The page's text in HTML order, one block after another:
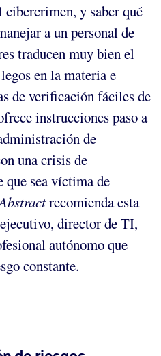
cibercrimen, y saber qué
a un personal de
traducen muy bien el
en la materia e
de verificación fáciles de
instrucciones paso a
de
una crisis de
que sea víctima de
recomienda esta
director de TI,
autónomo que
constante.